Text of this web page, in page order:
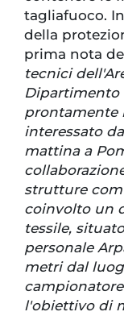
tagliafuoco.
della
prima nota
tecnici
Dipartimento
prontamente
interessato
mattina a
strutture
coinvolto un
tessile,
personale
metri dal
l'obiettivo di